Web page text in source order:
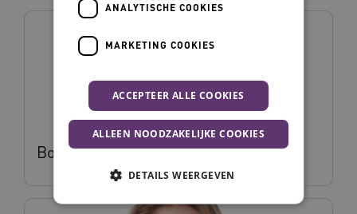
Bob Hofstede
ANALYTISCHE COOKIES
MARKETING COOKIES
ACCEPTEER ALLE COOKIES
ALLEEN NOODZAKELIJKE COOKIES
DETAILS WEERGEVEN